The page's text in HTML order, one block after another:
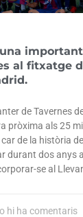
al fitxatge
de Tavernes
pròxima als 25
de la història
durant dos anys
se al
hi ha comentaris